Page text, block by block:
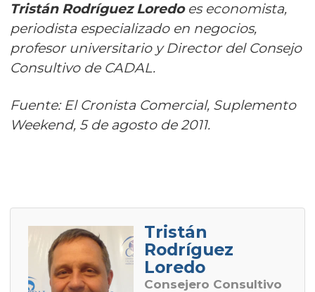
Tristán Rodríguez Loredoes economista,
periodista especializado en negocios,
profesor universitario y Director del Consejo
Consultivo de CADAL.
Fuente: El Cronista Comercial, Suplemento
Weekend, 5 de agosto de 2011.
Tristán
Rodríguez
Loredo
Consejero Consultivo